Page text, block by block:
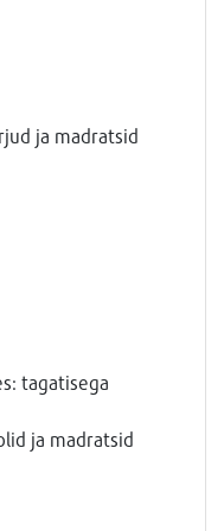
ja madratsid
tagatisega
ja madratsid